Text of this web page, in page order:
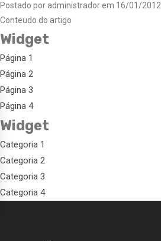
Postado por administrador em 16/01/2012
Conteudo do artigo
Widget
Página 1
Página 2
Página 3
Página 4
Widget
Categoria 1
Categoria 2
Categoria 3
Categoria 4